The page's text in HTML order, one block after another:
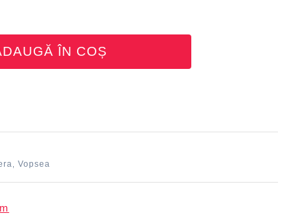
ÎN COȘ
,Vopsea